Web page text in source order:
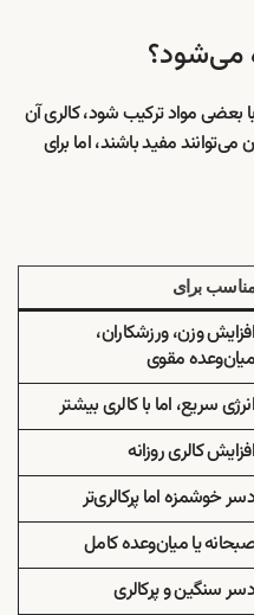
می‌شود؟
بعضی مواد ترکیب شود، کالری آن
می‌توانند مفید باشند، اما برای
برای
افزایش وزن، ورزشکاران،
میان‌وعده مقوی
انرژی سریع، اما با کالری بیشتر
افزایش کالری روزانه
دسر خوشمزه اما پرکالری‌تر
صبحانه یا میان‌وعده کامل
دسر سنگین و پرکالری